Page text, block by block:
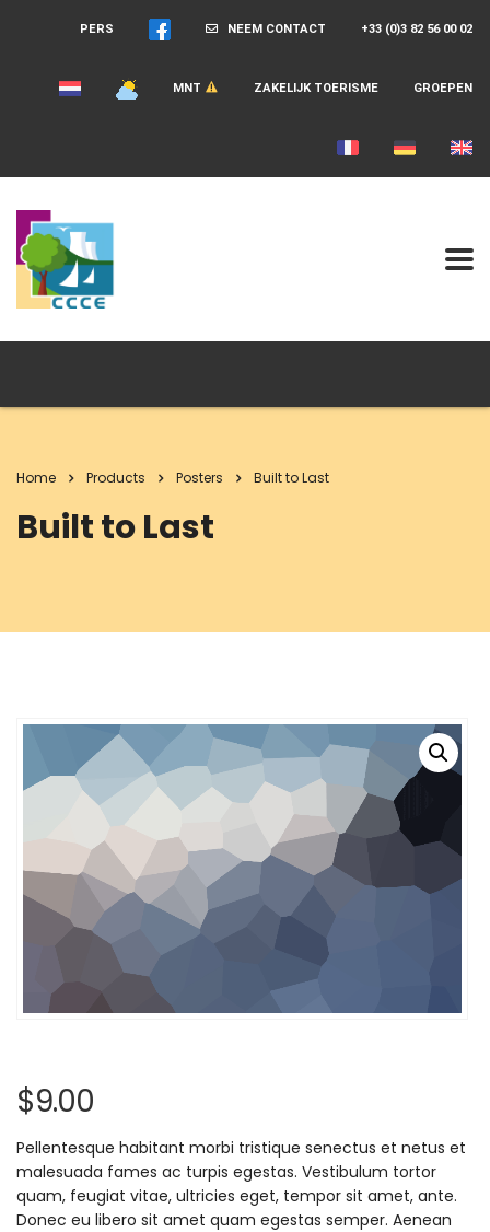
+33 (0)3 82 56 00 02
NEEM CONTACT
PERS
GROEPEN
ZAKELIJK TOERISME
MNT
Home Products Posters Built to Last
Built to Last
$9.00
Pellentesque habitant morbi tristique senectus et netus et
malesuada fames ac turpis egestas. Vestibulum tortor
quam, feugiat vitae, ultricies eget, tempor sit amet, ante.
Donec eu libero sit amet quam egestas semper. Aenean